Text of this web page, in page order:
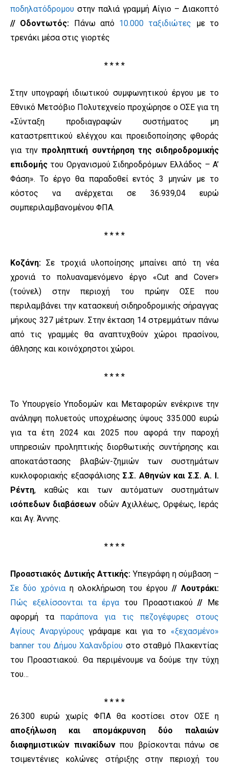
ποδηλατόδρομου στην παλιά γραμμή Αίγιο – Διακοπτό
// Οδοντωτός: Πάνω από 10.000 ταξιδιώτες με το
τρενάκι μέσα στις γιορτές
* * * *
Στην υπογραφή ιδιωτικού συμφωνητικού έργου με το
Εθνικό Μετσόβιο Πολυτεχνείο προχώρησε ο ΟΣΕ για τη
«Σύνταξη προδιαγραφών συστήματος μη
καταστρεπτικού ελέγχου και προειδοποίησης φθοράς
για τηνπροληπτική συντήρηση της σιδηροδρομικής
επιδομής του Οργανισμού Σιδηροδρόμων Ελλάδος – A’
Φάση». Το έργο θα παραδοθεί εντός 3 μηνών με το
κόστος να ανέρχεται σε 36.939,04 ευρώ
συμπεριλαμβανομένου ΦΠΑ.
* * * *
Κοζάνη: Σε τροχιά υλοποίησης μπαίνει από τη νέα
χρονιά το πολυαναμενόμενο έργο «Cut and Cover»
(τούνελ) στην περιοχή του πρώην ΟΣΕ που
περιλαμβάνει την κατασκευή σιδηροδρομικής σήραγγας
μήκους 327 μέτρων. Στην έκταση 14 στρεμμάτων πάνω
από τις γραμμές θα αναπτυχθούν χώροι πρασίνου,
άθλησης και κοινόχρηστοι χώροι.
* * * *
Το Υπουργείο Υποδομών και Μεταφορών ενέκρινε την
ανάληψη πολυετούς υποχρέωσης ύψους 335.000 ευρώ
για τα έτη 2024 και 2025 που αφορά την παροχή
υπηρεσιών προληπτικής διορθωτικής συντήρησης και
αποκατάστασης βλαβών-ζημιών των συστημάτων
κυκλοφοριακής εξασφάλισηςΣ.Σ. Αθηνών και Σ.Σ. Α. Ι.
Ρέντη, καθώς και των αυτόματων συστημάτων
ισόπεδων διαβάσεων οδών Αχιλλέως, Ορφέως, Ιεράς
και Αγ. Άννης.
* * * *
Προαστιακός Δυτικής Αττικής: Υπεγράφη η σύμβαση –
Σε δύο χρόνιαη ολοκλήρωση του έργου// Λουτράκι:
Πώς εξελίσσονται τα έργα του Προαστιακού// Με
αφορμή ταπαράπονα για τις πεζογέφυρες στους
Αγίους Αναργύρους γράψαμε και για το «ξεχασμένο»
banner του Δήμου Χαλανδρίου στο σταθμό Πλακεντίας
του Προαστιακού. Θα περιμένουμε να δούμε την τύχη
του…
* * * *
26.300 ευρώ χωρίς ΦΠΑ θα κοστίσει στον ΟΣΕ η
αποξήλωση και απομάκρυνση δύο παλαιών
διαφημιστικών πινακίδωνπου βρίσκονται πάνω σε
τσιμεντένιες κολώνες στήριξης στην περιοχή του